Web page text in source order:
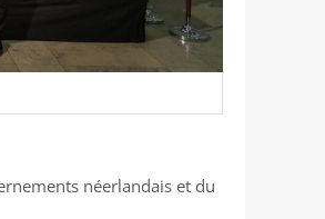
néerlandais et du